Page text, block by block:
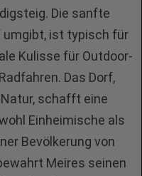
Die sanfte
umgibt, ist typisch für
Kulisse für Outdoor-
Das Dorf,
schafft eine
Einheimische als
Bevölkerung von
Meires seinen